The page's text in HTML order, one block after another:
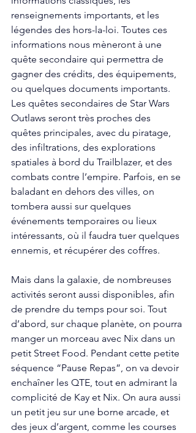
renseignements importants, et les
légendes des hors-la-loi. Toutes ces
informations nous mèneront à une
quête secondaire qui permettra de
gagner des crédits, des équipements,
ou quelques documents importants.
Les quêtes secondaires de Star Wars
Outlaws seront très proches des
quêtes principales, avec du piratage,
des infiltrations, des explorations
spatiales à bord du Trailblazer, et des
combats contre l’empire. Parfois, en se
baladant en dehors des villes, on
tombera aussi sur quelques
événements temporaires ou lieux
intéressants, où il faudra tuer quelques
ennemis, et récupérer des coffres.
Mais dans la galaxie, de nombreuses
activités seront aussi disponibles, afin
de prendre du temps pour soi. Tout
d’abord, sur chaque planète, on pourra
manger un morceau avec Nix dans un
petit Street Food. Pendant cette petite
séquence “Pause Repas”, on va devoir
enchaîner les QTE, tout en admirant la
complicité de Kay et Nix. On aura aussi
un petit jeu sur une borne arcade, et
des jeux d’argent, comme les courses